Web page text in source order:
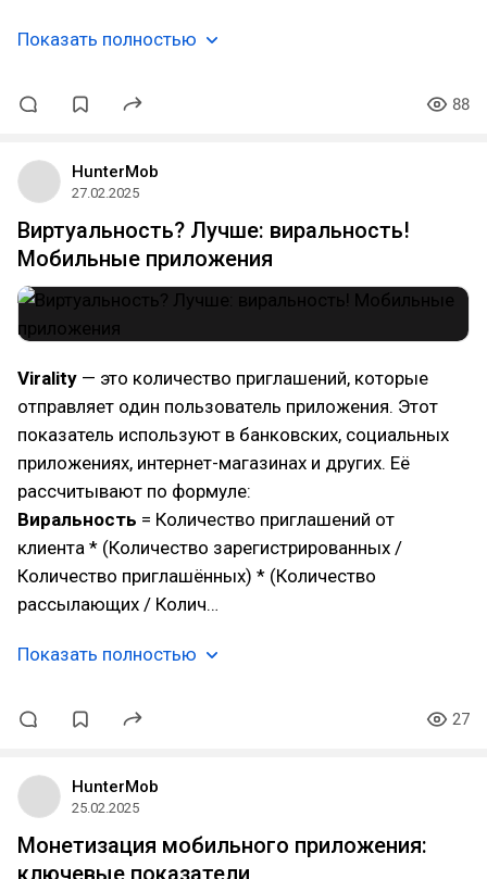
Показать полностью
88
HunterMob
27.02.2025
Виртуальность? Лучше: виральность!
Мобильные приложения
Virality — это количество приглашений, которые
отправляет один пользователь приложения. Этот
показатель используют в банковских, социальных
приложениях, интернет-магазинах и других. Её
рассчитывают по формуле:
Виральность = Количество приглашений от
клиента * (Количество зарегистрированных /
Количество приглашённых) * (Количество
рассылающих / Колич…
Показать полностью
27
HunterMob
25.02.2025
Монетизация мобильного приложения:
ключевые показатели